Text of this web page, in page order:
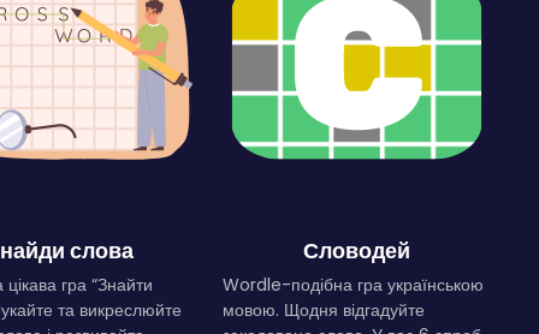
слова
гра “Знайти
та викреслюйте
Словодей
Wordle-подібна гра українською
мовою. Щодня відгадуйте